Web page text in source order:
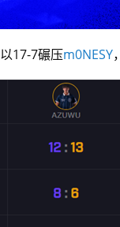
以17-7碾压m0NESY